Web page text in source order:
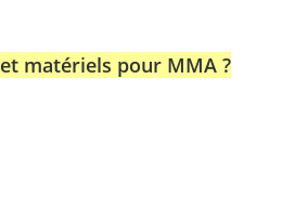
matériels pour MMA ?